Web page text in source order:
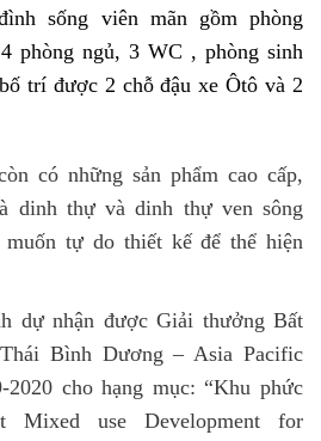
sống viên mãn gồm phòng
phòng ngủ, 3 WC , phòng sinh
trí được 2 chỗ đậu xe Ôtô và 2
có những sản phẩm cao cấp,
dinh thự và dinh thự ven sông
muốn tự do thiết kế để thể hiện
dự nhận được Giải thưởng Bất
Bình Dương – Asia Pacific
2020 cho hạng mục: “Khu phức
Mixed use Development for